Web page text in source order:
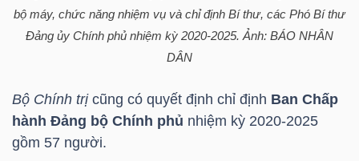
bộ máy, chức năng nhiệm vụ và chỉ định Bí thư, các Phó Bí thư
Đảng ủy Chính phủ nhiệm kỳ 2020-2025. Ảnh: BÁO NHÂN
DÂN
Bộ Chính trị cũng có quyết định chỉ định Ban Chấp
hành Đảng bộ Chính phủ nhiệm kỳ 2020-2025
gồm 57 người.
CÔNG